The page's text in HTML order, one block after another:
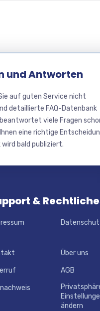
und Antworten
auf guten Service nicht
detaillierte FAQ-Datenbank
viele Fragen
eine richtige
bald publiziert.
&
Über uns
AGB
ändern